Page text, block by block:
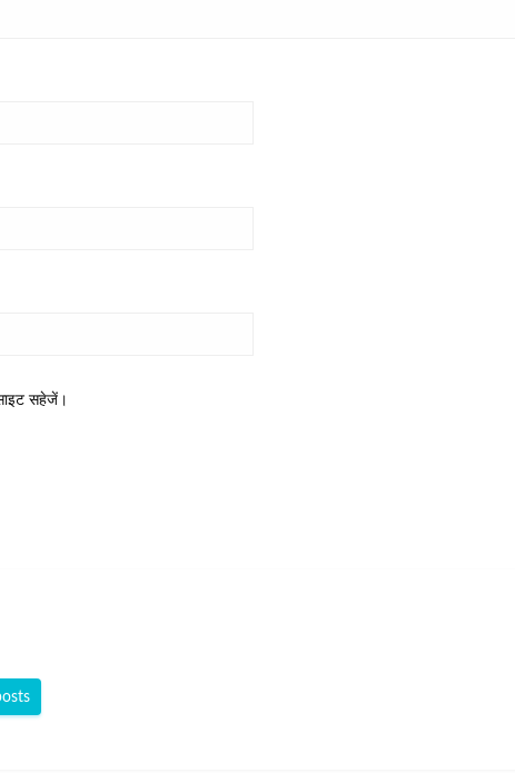
सहेजें।